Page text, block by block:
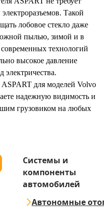
Такой
лобовое стекло даже
пылью, зимой и в
технологий
высокое давление
электричества.
для моделей Volvo
надежную видимость и
грузовиком на любых
Системы и
компоненты
автомобилей
Автономные